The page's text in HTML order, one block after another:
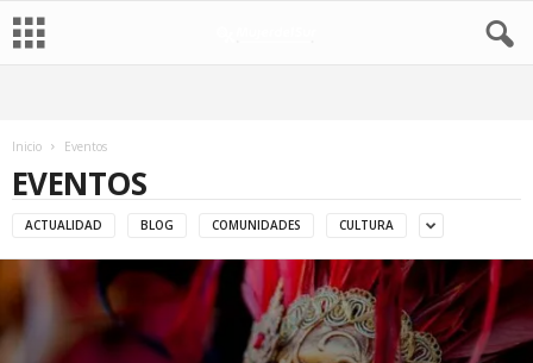
Inicio Eventos
EVENTOS
ACTUALIDAD BLOG COMUNIDADES CULTURA